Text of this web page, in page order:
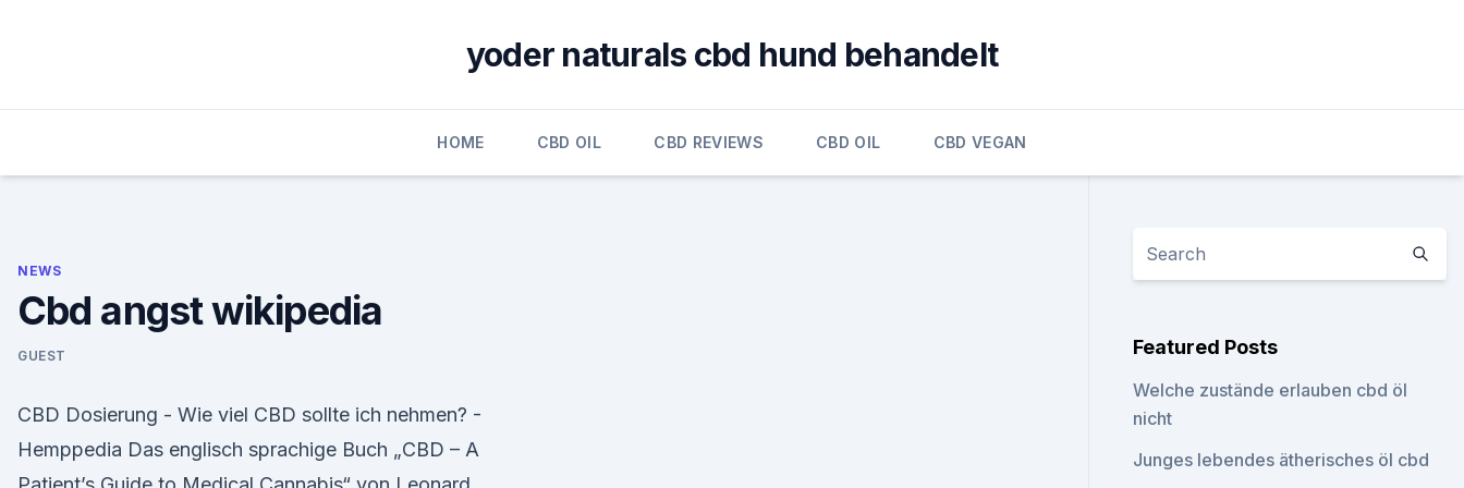
yoder naturals cbd hund behandelt
HOME CBD OIL CBD REVIEWS CBD OIL CBD VEGAN
NEWS
Cbd angst wikipedia
GUEST
CBD Dosierung - Wie viel CBD sollte ich nehmen? -
Hemppedia Das englisch sprachige Buch „CBD – A
Featured Posts
Welche zustände erlauben cbd öl
nicht
Junges lebendes ätherisches öl cbd